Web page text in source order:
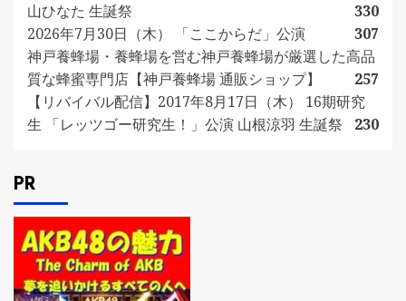
山ひなた 生誕祭
330
2026年7月30日（木） 「ここからだ」公演
307
神戸養蜂場・養蜂場を営む神戸養蜂場が厳選した高品
質な蜂蜜専門店【神戸養蜂場 通販ショップ】
257
【リバイバル配信】2017年8月17日（木） 16期研究
生 「レッツゴー研究生！」公演 山根涼羽 生誕祭
230
PR